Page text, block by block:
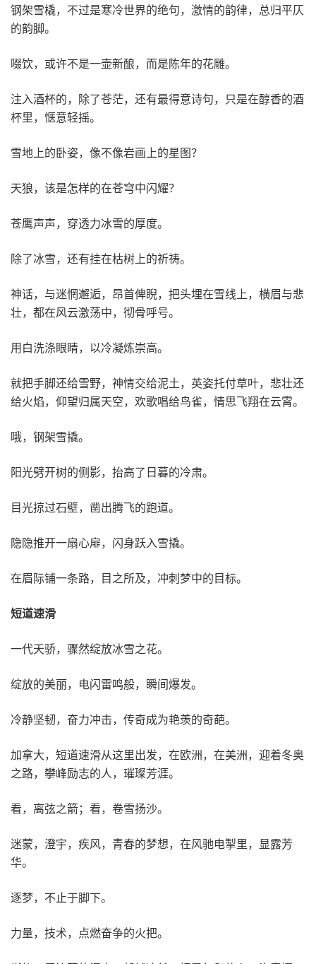
钢架雪橇，不过是寒冷世界的绝句，激情的韵律，总归平仄
的韵脚。
啜饮，或许不是一壶新酿，而是陈年的花雕。
注入酒杯的，除了苍茫，还有最得意诗句，只是在醇香的酒
杯里，惬意轻摇。
雪地上的卧姿，像不像岩画上的星图？
天狼，该是怎样的在苍穹中闪耀？
苍鹰声声，穿透力冰雪的厚度。
除了冰雪，还有挂在枯树上的祈祷。
神话，与迷惘邂逅，昂首俾睨，把头埋在雪线上，横眉与悲
壮，都在风云激荡中，彻骨呼号。
用白洗涤眼睛，以冷凝炼崇高。
就把手脚还给雪野，神情交给泥土，英姿托付草叶，悲壮还
给火焰，仰望归属天空，欢歌唱给鸟雀，情思飞翔在云霄。
哦，钢架雪撬。
阳光劈开树的侧影，抬高了日暮的冷肃。
目光掠过石壁，凿出腾飞的跑道。
隐隐推开一扇心扉，闪身跃入雪撬。
在眉际铺一条路，目之所及，冲刺梦中的目标。
短道速滑
一代天骄，骤然绽放冰雪之花。
绽放的美丽，电闪雷鸣般，瞬间爆发。
冷静坚韧，奋力冲击，传奇成为艳羡的奇葩。
加拿大，短道速滑从这里出发，在欧洲，在美洲，迎着冬奥
之路，攀峰励志的人，璀璨芳涯。
看，离弦之箭；看，卷雪扬沙。
迷蒙，澄宇，疾风，青春的梦想，在风驰电掣里，显露芳
华。
逐梦，不止于脚下。
力量，技术，点燃奋争的火把。